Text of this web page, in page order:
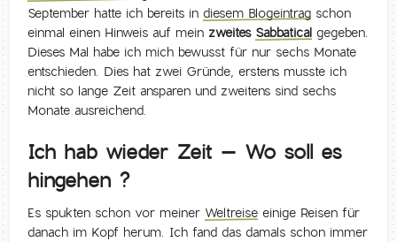
September hatte ich bereits in diesem Blogeintrag schon
einmal einen Hinweis auf mein zweites Sabbatical gegeben.
Dieses Mal habe ich mich bewusst für nur sechs Monate
entschieden. Dies hat zwei Gründe, erstens musste ich
nicht so lange Zeit ansparen und zweitens sind sechs
Monate ausreichend.
Ich hab wieder Zeit – Wo soll es
hingehen ?
Es spukten schon vor meiner Weltreise einige Reisen für
danach im Kopf herum. Ich fand das damals schon immer